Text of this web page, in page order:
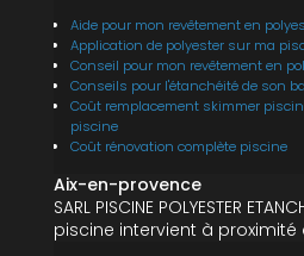
Aide pour mon revêtement en
Application de polyester sur ma
Conseil pour mon revêtement en
Conseils pour l'étanchéité de son
Coût remplacement skimmer
piscine
Coût rénovation complète piscine
Aix-en-provence
SARL PISCINE POLYESTER
piscine intervient à proximité